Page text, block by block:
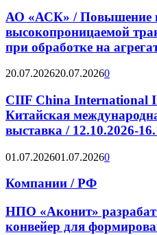
АО «АСК» / Повышение
высокопроницаемой
при обработке на
20.07.202620.07.20260
CIIF China International
Китайская
выставка / 12.10.2026-
01.07.202601.07.20260
Компании / РФ
НПО «Аконит»
конвейер для